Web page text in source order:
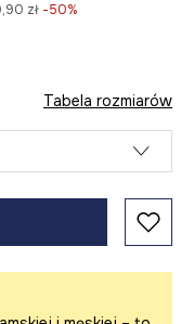
zł -50%
Tabela rozmiarów